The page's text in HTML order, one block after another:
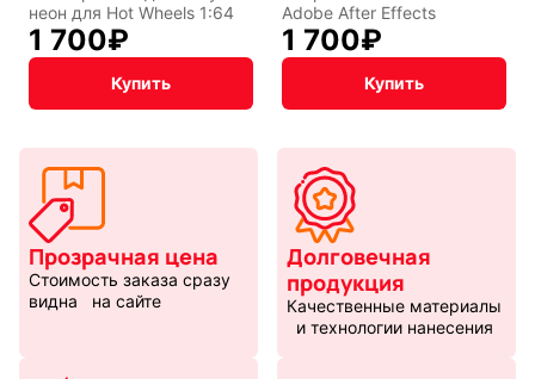
неон для Hot Wheels 1:64
1 700₽
Купить
Adobe After Effects
1 700₽
Купить
Прозрачная цена
Стоимость заказа сразу
видна на сайте
Долговечная
продукция
Качественные материалы
и технологии нанесения